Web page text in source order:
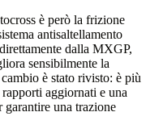
è però la frizione
antisaltellamento
dalla MXGP,
sensibilmente la
è stato rivisto: è più
aggiornati e una
una trazione